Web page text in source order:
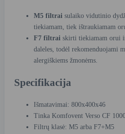
M5 filtrai sulaiko vidutinio
tiekiamam, tiek ištraukiamam
F7 filtrai skirti tiekiamam orui
daleles, todėl rekomenduojami
alergiškiems žmonėms.
Specifikacija
Išmatavimai: 800x400x46
Tinka Komfovent Verso CF
Filtrų klasė: M5 arba F7+M5